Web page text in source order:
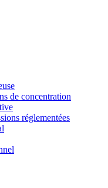
de concentration
réglementées